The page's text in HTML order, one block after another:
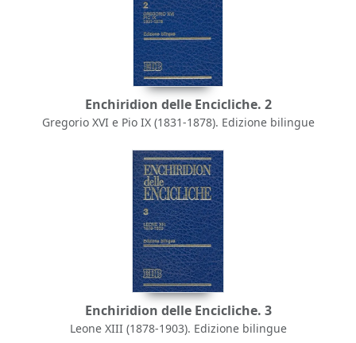
Enchiridion delle Encicliche. 2
Gregorio XVI e Pio IX (1831-1878). Edizione bilingue
Enchiridion delle Encicliche. 3
Leone XIII (1878-1903). Edizione bilingue